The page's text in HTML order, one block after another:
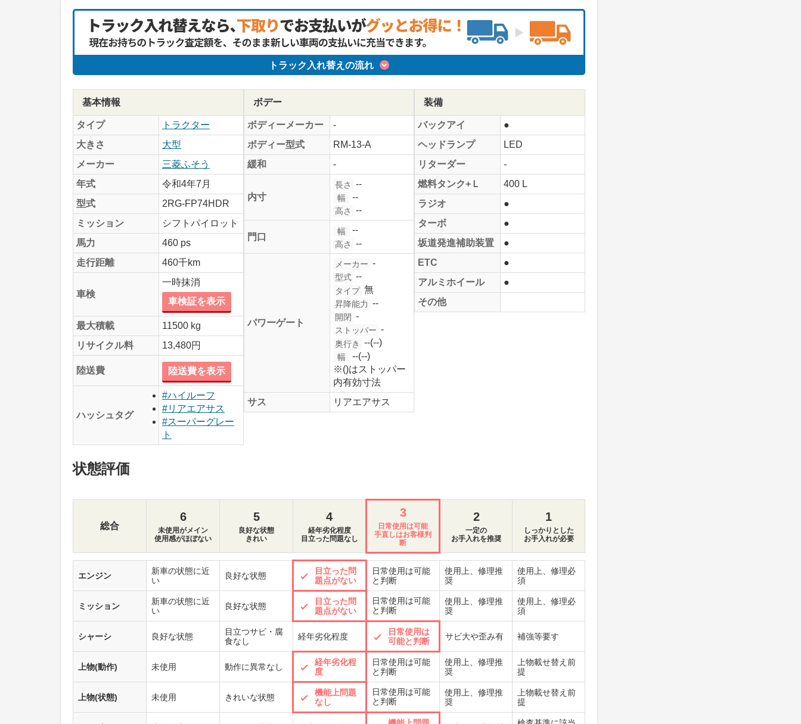
トラック入れ替えの流れ
基本情報
タイプ
トラクター
大きさ
大型
メーカー
三菱ふそう
年式
令和4年7月
型式
2RG-FP74HDR
ミッション
シフトパイロット
馬力
460 ps
走行距離
460千km
車検
一時抹消
車検証を表示
最大積載
11500 kg
リサイクル料
13,480円
陸送費 陸送費を表示
ハッシュタグ
#ハイルーフ
#リアエアサス
#スーパーグレー
ト
ボデー
ボディーメーカー
-
ボディー型式
RM-13-A
緩和
-
内寸
長さ --
幅 --
高さ --
門口
幅 --
高さ --
パワーゲート
メーカー -
型式 --
タイプ 無
昇降能力 --
開閉 -
ストッパー -
奥行き --(--)
幅
--(--)
※()はストッパー
内有効寸法
サス
リアエアサス
装備
バックアイ
●
ヘッドランプ
LED
リターダー
-
燃料タンク+Ｌ
400 L
ラジオ
●
ターボ
●
坂道発進補助装置
●
ETC
●
アルミホイール
●
その他
状態評価
総合
6
未使用がメイン
使用感がほぼない
5
良好な状態
きれい
4
経年劣化程度
目立った問題なし
3
日常使用は可能
手直しはお客様判
断
2
一定の
お手入れを推奨
1
しっかりとした
お手入れが必要
エンジン
新車の状態に近
い
良好な状態
目立った問
題点がない
日常使用は可能
と判断
使用上、修理推
奨
使用上、修理必
須
ミッション
新車の状態に近
い
良好な状態
目立った問
題点がない
日常使用は可能
と判断
使用上、修理推
奨
使用上、修理必
須
シャーシ 良好な状態
目立つサビ・腐
食なし
経年劣化程度
日常使用は
可能と判断
サビ大や歪み有 補強等要す
上物(動作) 未使用 動作に異常なし
経年劣化程
度
日常使用は可能
と判断
使用上、修理推
奨
上物載せ替え前
提
上物(状態) 未使用 きれいな状態
機能上問題
なし
日常使用は可能
と判断
使用上、修理推
奨
上物載せ替え前
提